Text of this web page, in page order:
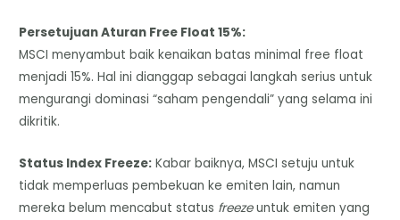
​Persetujuan Aturan Free Float 15%:
MSCI menyambut baik kenaikan batas minimal free float
menjadi 15%. Hal ini dianggap sebagai langkah serius untuk
mengurangi dominasi “saham pengendali” yang selama ini
dikritik.
​Status Index Freeze: Kabar baiknya, MSCI setuju untuk
tidak memperluas pembekuan ke emiten lain, namun
mereka belum mencabut status freezeuntuk emiten yang